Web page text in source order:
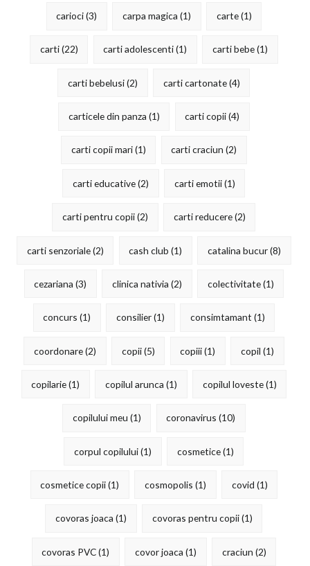
carioci(3) carpa magica (1) carte(1)
carti(22) carti adolescenti(1) carti bebe(1)
carti bebelusi(2) carti cartonate(4)
carticele din panza (1) carti copii(4)
carti copii mari(1) carti craciun (2)
carti educative(2) carti emotii(1)
carti pentru copii(2) carti reducere(2)
carti senzoriale(2) cash club (1) catalina bucur(8)
cezariana (3) clinica nativia (2) colectivitate(1)
concurs (1) consilier(1) consimtamant (1)
coordonare(2) copii(5) copiii(1) copil (1)
copilarie(1) copilul arunca (1) copilul loveste(1)
copilului meu (1) coronavirus (10)
corpul copilului(1) cosmetice(1)
cosmetice copii(1) cosmopolis (1) covid (1)
covoras joaca (1) covoras pentru copii(1)
covoras PVC(1) covor joaca (1) craciun (2)